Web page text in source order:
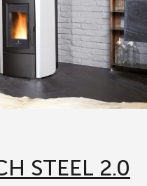
STEEL 2.0